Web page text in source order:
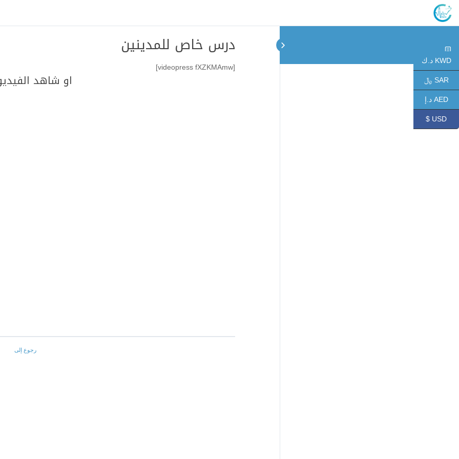
درس خاص للمدينين
[videopress fXZKMAmw]
او شاهد
رجوع إلى
KWD د.ك
SAR ﷼
AED د.إ
USD $